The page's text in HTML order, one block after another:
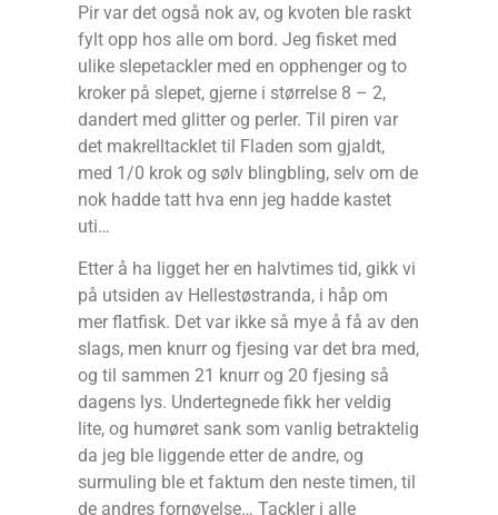
Pir var det også nok av, og kvoten ble raskt
fylt opp hos alle om bord. Jeg fisket med
ulike slepetackler med en opphenger og to
kroker på slepet, gjerne i størrelse 8 – 2,
dandert med glitter og perler. Til piren var
det makrelltacklet til Fladen som gjaldt,
med 1/0 krok og sølv blingbling, selv om de
nok hadde tatt hva enn jeg hadde kastet
uti…
Etter å ha ligget her en halvtimes tid, gikk vi
på utsiden av Hellestøstranda, i håp om
mer flatfisk. Det var ikke så mye å få av den
slags, men knurr og fjesing var det bra med,
og til sammen 21 knurr og 20 fjesing så
dagens lys. Undertegnede fikk her veldig
lite, og humøret sank som vanlig betraktelig
da jeg ble liggende etter de andre, og
surmuling ble et faktum den neste timen, til
de andres fornøyelse… Tackler i alle